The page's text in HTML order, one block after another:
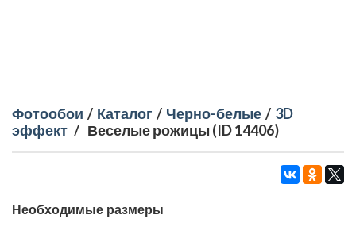
Фотообои / Каталог / Черно-белые / 3D
эффект / Веселые рожицы (ID 14406)
Необходимые размеры